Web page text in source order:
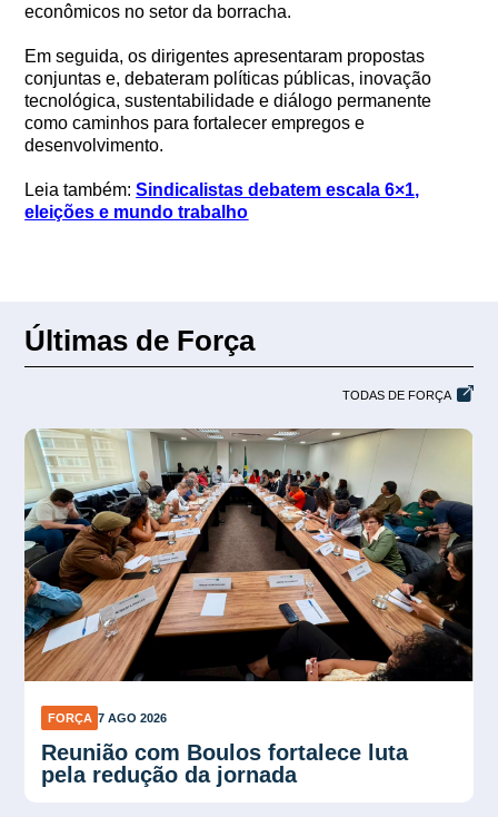
econômicos no setor da borracha.
Em seguida, os dirigentes apresentaram propostas
conjuntas e, debateram políticas públicas, inovação
tecnológica, sustentabilidade e diálogo permanente
como caminhos para fortalecer empregos e
desenvolvimento.
Leia também:Sindicalistas debatem escala 6×1,
eleições e mundo trabalho
Últimas de Força
TODAS DE FORÇA
FORÇA 7 AGO 2026
Plano Verão reforça proteção contra
calor no trabalho